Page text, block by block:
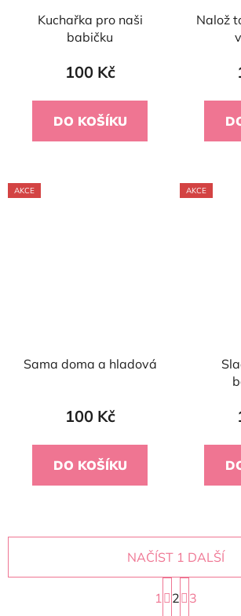
Kuchařka pro naši
babičku
100 Kč
DO KOŠÍKU
Nalož
AKCE
Sama doma a hladová
100 Kč
DO KOŠÍKU
AKCE
NAČÍST 1 DALŠÍ
S
t
1 2
3